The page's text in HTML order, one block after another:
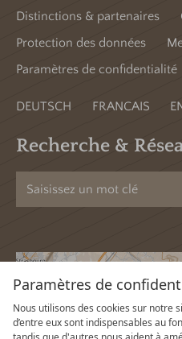
Paramètres de
Nous utilisons des cookies sur notre
d’entre eux sont indispensables au
Distinctions & partenaires
Protection des données
Paramètres de confidentialité
DEUTSCH FRANCAIS
Recherche &